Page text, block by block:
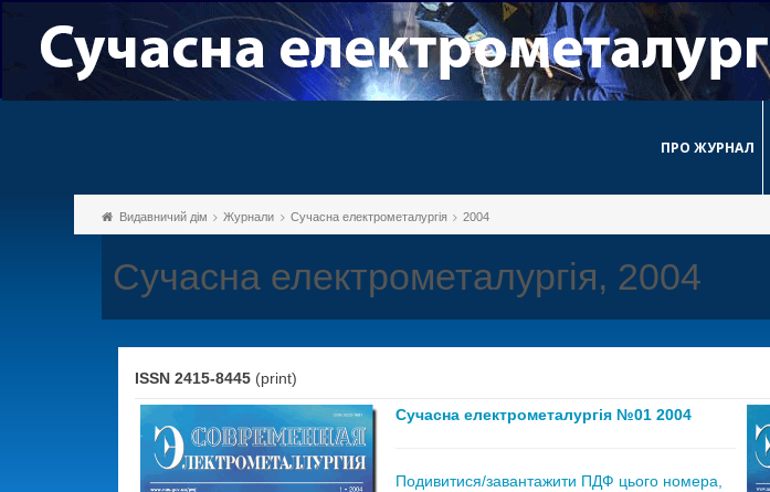
ПРО ЖУРНАЛ
Видавничий дім Журнали Сучасна електрометалургія 2004
Сучасна електрометалургія, 2004
ISSN 2415-8445 (print)
Сучасна електрометалургія №01 2004
Подивитися/завантажити ПДФ цього номера,